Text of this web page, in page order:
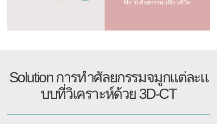
Me In ศัลยกรรมเปลี่ยนชีวิต
Solution การทำศัลยกรรมจมูกแต่ละแ
บบที่วิเคราะห์ด้วย 3D-CT